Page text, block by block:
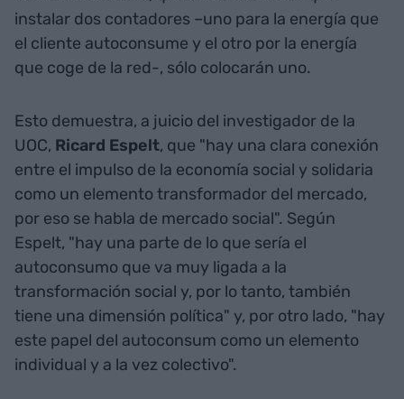
instalar dos contadores –uno para la energía que
el cliente autoconsume y el otro por la energía
que coge de la red-, sólo colocarán uno.
Esto demuestra, a juicio del investigador de la
UOC, Ricard Espelt, que "hay una clara conexión
entre el impulso de la economía social y solidaria
como un elemento transformador del mercado,
por eso se habla de mercado social". Según
Espelt, "hay una parte de lo que sería el
autoconsumo que va muy ligada a la
transformación social y, por lo tanto, también
tiene una dimensión política" y, por otro lado, "hay
este papel del autoconsum como un elemento
individual y a la vez colectivo".